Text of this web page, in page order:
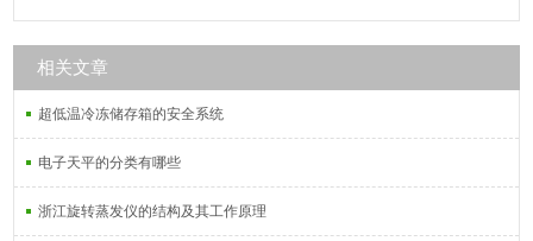
相关文章
超低温冷冻储存箱的安全系统
电子天平的分类有哪些
浙江旋转蒸发仪的结构及其工作原理